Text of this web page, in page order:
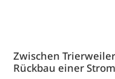
Zwischen
Rückbau einer